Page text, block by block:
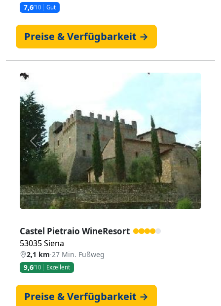
7,6/10 Gut
Preise & Verfügbarkeit →
Zurück Weiter
Castel Pietraio WineResort
53035 Siena
2,1 km·27 Min. Fußweg
9,6/10 Exzellent
Preise & Verfügbarkeit →